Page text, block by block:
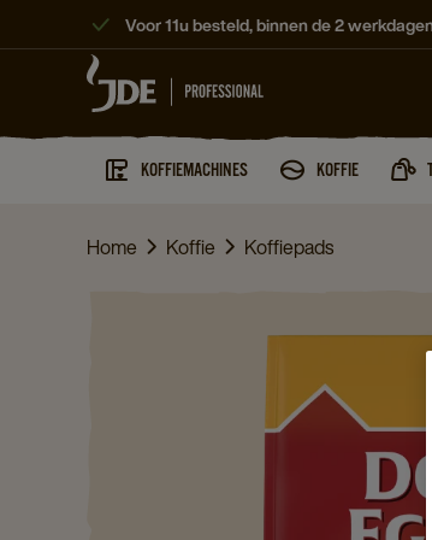
Voor 11u besteld, binnen de 2
KOFFIEMACHINES KOFFIE
Home Koffie Koffiepads